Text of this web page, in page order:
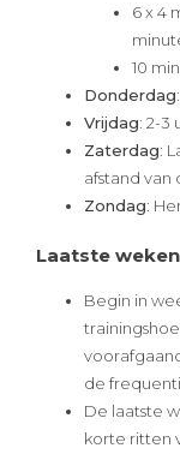
6 x 4
10
Donderdag
Vrijdag: 2-3
Zaterdag:
afstand van
Zondag:
Laatste
Begin in
de
De laatste
korte ritten